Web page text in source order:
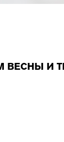
ВЕСНЫ И